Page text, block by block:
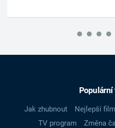
Populární
Jak zhubnout Nejlepší
TV program
Změna